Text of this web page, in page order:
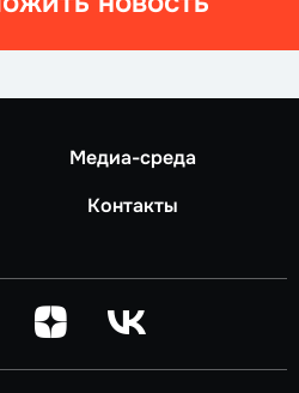
Медиа-среда
Контакты